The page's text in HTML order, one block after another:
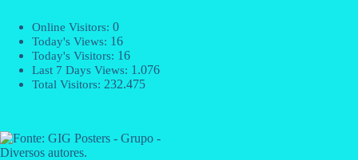
Online Visitors: 0
Today's Views: 16
Today's Visitors: 16
Last 7 Days Views: 1.076
Total Visitors: 232.475